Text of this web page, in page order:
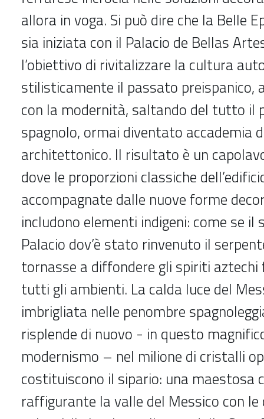
allora in voga. Si può dire che la Belle
sia iniziata con il Palacio de Bellas
l’obiettivo di rivitalizzare la cultura
stilisticamente il passato preispanico,
con la modernità, saltando del tutto il
spagnolo, ormai diventato accademia
architettonico. Il risultato è un
dove le proporzioni classiche
accompagnate dalle nuove forme
includono elementi indigeni: come se
Palacio dov’è stato rinvenuto il
tornasse a diffondere gli spiriti aztechi
tutti gli ambienti. La calda luce del
imbrigliata nelle penombre
risplende di nuovo - in questo
modernismo – nel milione di cristalli
costituiscono il sipario: una maestosa
raffigurante la valle del Messico con le